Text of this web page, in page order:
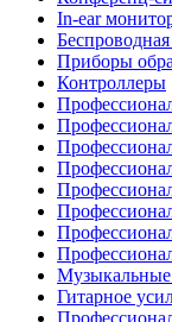
In-ear
Беспроводная
Приборы
Контроллеры
Гитарное